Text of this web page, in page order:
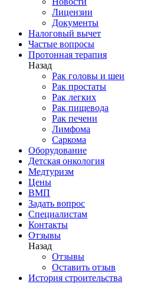
Лицензии
Документы
Налоговый вычет
Частые вопросы
Протонная терапия
Назад
Рак головы и шеи
Рак простаты
Рак легких
Рак пищевода
Рак печени
Лимфома
Саркома
Оборудование
Детская онкология
Медтуризм
Цены
ВМП
Задать вопрос
Специалистам
Контакты
Отзывы
Назад
Отзывы
Оставить отзыв
История строительства